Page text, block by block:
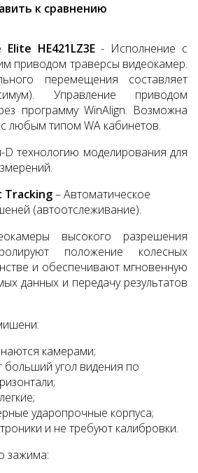
к сравнению
HE421LZ3E- Исполнение с
приводом траверсы видеокамер.
перемещения составляет
Управление приводом
программу WinAlign. Возможна
любым типом WA кабинетов.
технологию моделирования для
Tracking– Автоматическое
(автоотслеживание).
высокого разрешения
положение колесных
и обеспечивают мгновенную
данных и передачу результатов
камерами;
угол видения по
ударопрочные корпуса;
и не требуют калибровки.
зажима: